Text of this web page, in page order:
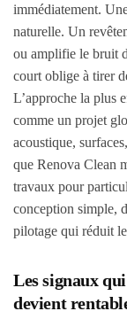
immédiatement.
naturelle. Un
ou amplifie le bruit
court oblige à tirer
L’approche la plus
comme un projet
acoustique,
que Renova Clean
travaux pour
conception simple,
pilotage qui réduit
Les signaux
devient